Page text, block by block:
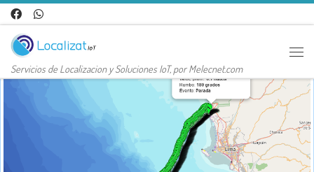
Saltar al contenido
Servicios de Localizacion y Soluciones IoT, por Melecnet.com